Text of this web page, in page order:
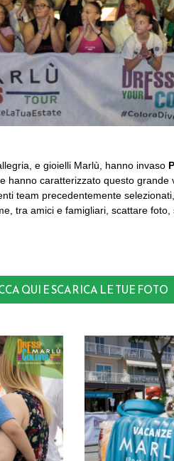
e gioielli Marlù, hanno invaso
hanno caratterizzato questo grande
team precedentemente
tra amici e famigliari, scattare
QUI E SCARICA LE TUE FOTO